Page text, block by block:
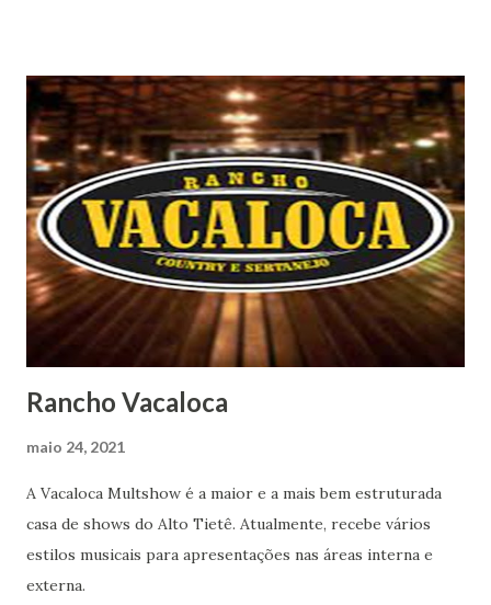
Rancho Vacaloca
maio 24, 2021
A Vacaloca Multshow é a maior e a mais bem estruturada
casa de shows do Alto Tietê. Atualmente, recebe vários
estilos musicais para apresentações nas áreas interna e
externa.